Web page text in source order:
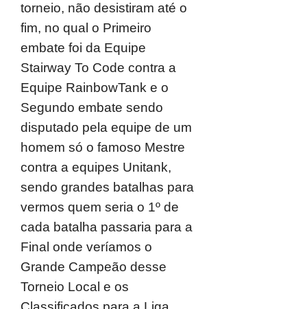
torneio, não desistiram até o
fim, no qual o Primeiro
embate foi da Equipe
Stairway To Code contra a
Equipe RainbowTank e o
Segundo embate sendo
disputado pela equipe de um
homem só o famoso Mestre
contra a equipes Unitank,
sendo grandes batalhas para
vermos quem seria o 1º de
cada batalha passaria para a
Final onde veríamos o
Grande Campeão desse
Torneio Local e os